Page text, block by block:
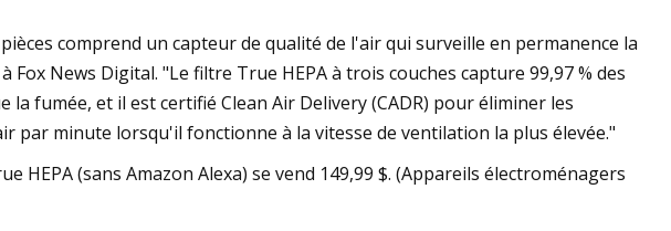
comprend un capteur de qualité de l'air qui surveille en permanence la
News Digital. "Le filtre True HEPA à trois couches capture 99,97 % des
fumée, et il est certifié Clean Air Delivery (CADR) pour éliminer les
par minute lorsqu'il fonctionne à la vitesse de ventilation la plus élevée."
HEPA (sans Amazon Alexa) se vend 149,99 $. (Appareils électroménagers